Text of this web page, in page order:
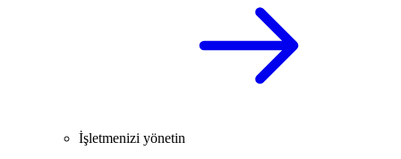
İşletmenizi yönetin